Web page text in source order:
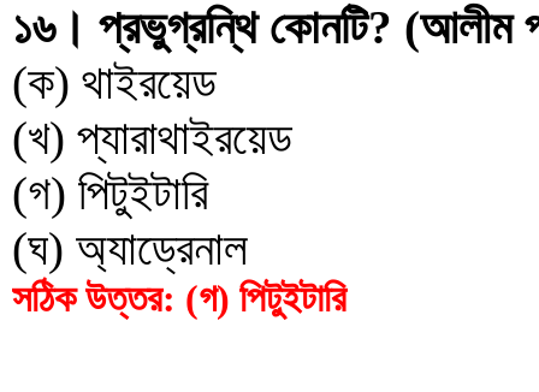
১৬। প্রভুগ্রন্থি কোনটি? (আলীম
(ক) থাইরয়েড
(খ) প্যারাথাইরয়েড
(গ) পিটুইটারি
(ঘ) অ্যাড্রেনাল
সঠিক উত্তর: (গ) পিটুইটারি